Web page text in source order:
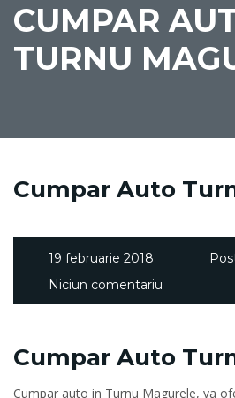
CUMPAR
TURNU
Cumpar Auto
19 februarie 2018
Niciun comentariu
Cumpar Auto
Cumpar auto in Turnu Magurele, va